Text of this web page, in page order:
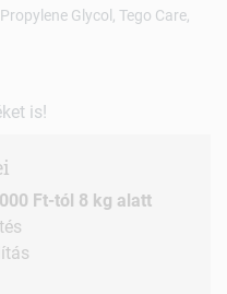
Glycol, Tego Care,
is!
Ft-tól 8 kg alatt